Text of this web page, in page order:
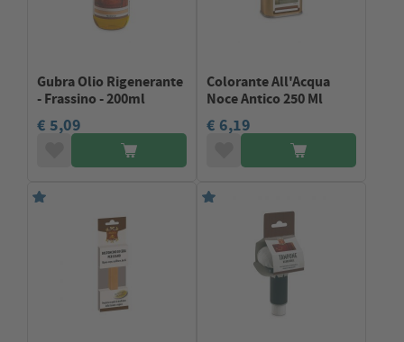
Gubra Olio Rigenerante
- Frassino - 200ml
€ 5,09
Colorante All'Acqua
Noce Antico 250 Ml
€ 6,19